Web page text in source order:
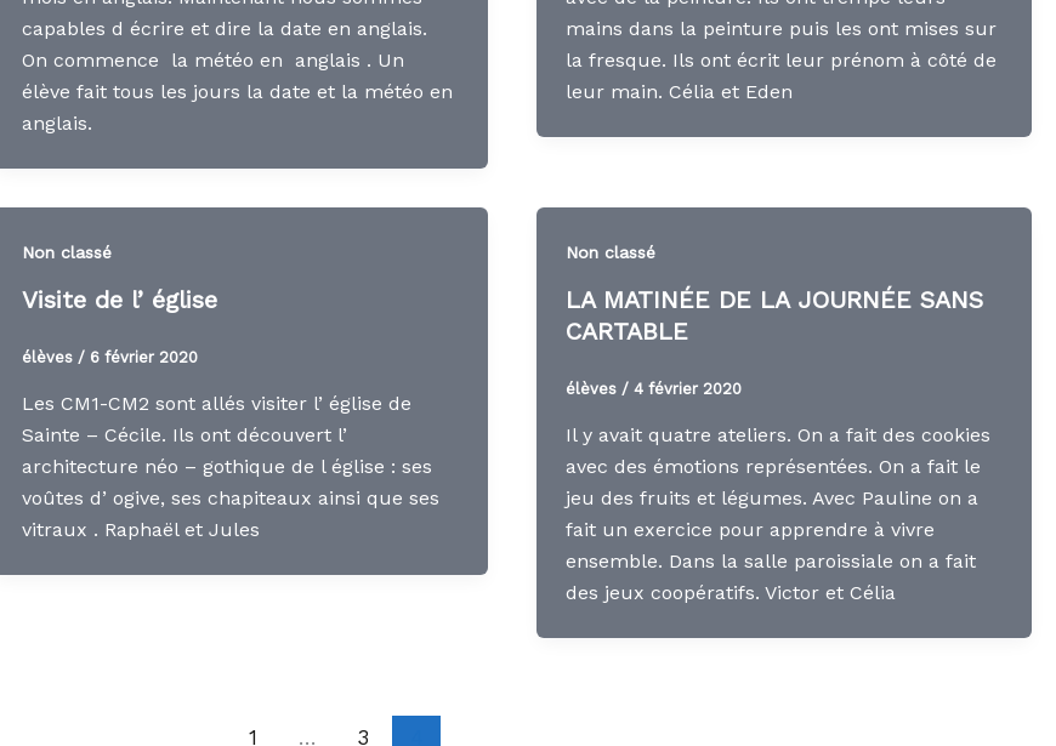
capables d écrire et dire la date en anglais.
On commence la météo en anglais . Un
élève fait tous les jours la date et la météo en
anglais.
mains dans la peinture puis les ont mises sur
la fresque. Ils ont écrit leur prénom à côté de
leur main. Célia et Eden
Non classé
Visite de l’ église
élèves / 6 février 2020
Les CM1-CM2 sont allés visiter l’ église de
Sainte – Cécile. Ils ont découvert l’
architecture néo – gothique de l église : ses
voûtes d’ ogive, ses chapiteaux ainsi que ses
vitraux . Raphaël et Jules
Non classé
LA MATINÉE DE LA JOURNÉE SANS
CARTABLE
élèves / 4 février 2020
Il y avait quatre ateliers. On a fait des cookies
avec des émotions représentées. On a fait le
jeu des fruits et légumes. Avec Pauline on a
fait un exercice pour apprendre à vivre
ensemble. Dans la salle paroissiale on a fait
des jeux coopératifs. Victor et Célia
1 … 3